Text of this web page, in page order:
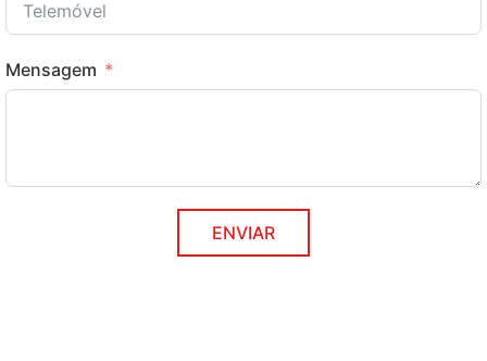
Mensagem
ENVIAR